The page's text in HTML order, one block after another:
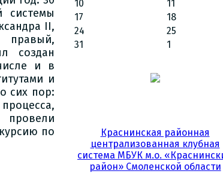
системы
II,
правый,
создан
и в
и
сих пор:
по
10
11
17
18
24
25
31
1
Краснинская районная
централизованная клубная
система МБУК м.о.
район» Смоленской области